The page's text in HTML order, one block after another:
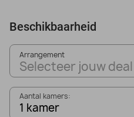
Beschikbaarheid
Arrangement
Selecteer jouw deal
Aantal kamers:
1 kamer